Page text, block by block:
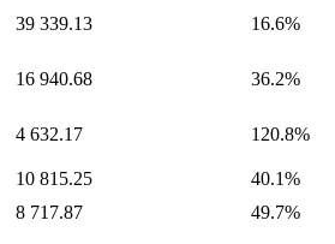
39 339.13 16.6%
16 940.68 36.2%
4 632.17 120.8%
10 815.25
40.1%
8 717.87 49.7%